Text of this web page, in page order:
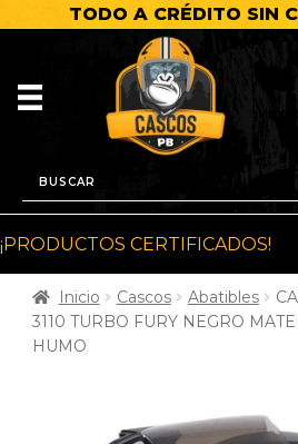
TODO A CRÉDITO SIN
¡PRODUCTOS CERTIFICADOS!
Inicio Cascos Abatibles
3110 TURBO FURY NEGRO
HUMO